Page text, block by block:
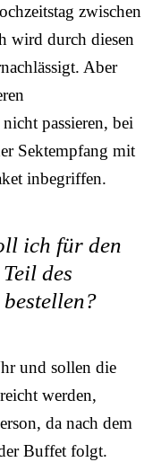
zwischen
wird durch diesen
Aber
passieren, bei
Sektempfang mit
inbegriffen.
ich für den
des
und sollen die
werden,
da nach dem
Buffet folgt.